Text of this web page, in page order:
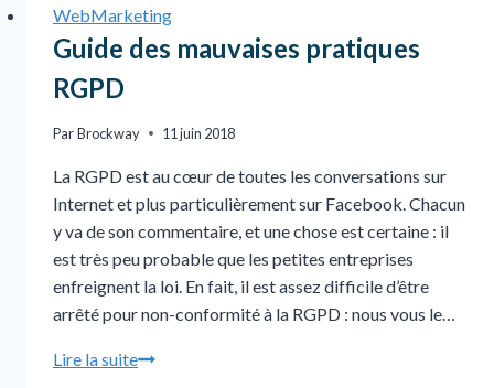
WebMarketing
Guide des mauvaises pratiques
RGPD
ParBrockway 11 juin 2018
La RGPD est au cœur de toutes les conversations sur
Internet et plus particulièrement sur Facebook. Chacun
y va de son commentaire, et une chose est certaine : il
est très peu probable que les petites entreprises
enfreignent la loi. En fait, il est assez difficile d’être
arrêté pour non-conformité à la RGPD : nous vous le…
Lire la suite